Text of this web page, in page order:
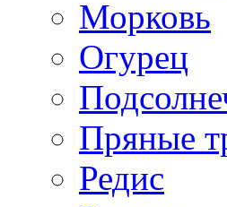
Морковь
Огурец
Пряные
Редис